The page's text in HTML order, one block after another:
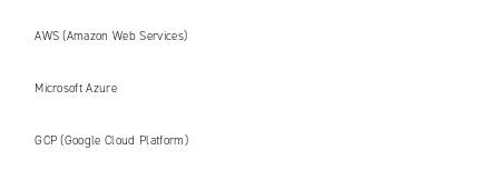
AWS (Amazon Web Services)
Microsoft Azure
GCP (Google Cloud Platform)